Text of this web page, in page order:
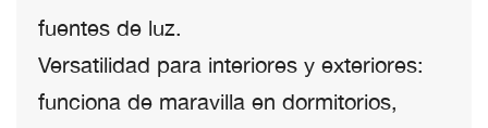
fuentes de luz.
Versatilidad para interiores y exteriores:
funciona de maravilla en dormitorios,